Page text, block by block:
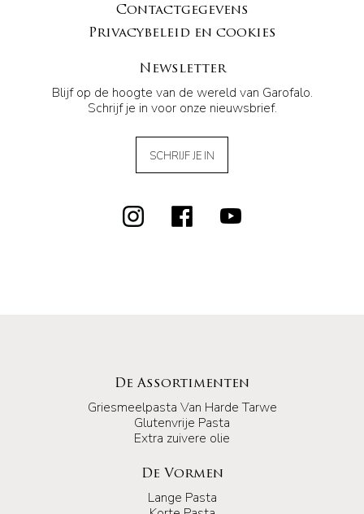
Contactgegevens
Privacybeleid en cookies
Newsletter
Blijf op de hoogte van de wereld van Garofalo.
Schrijf je in voor onze nieuwsbrief.
SCHRIJF JE IN
De Assortimenten
Griesmeelpasta Van Harde Tarwe
Glutenvrije Pasta
Extra zuivere olie
De Vormen
Lange Pasta